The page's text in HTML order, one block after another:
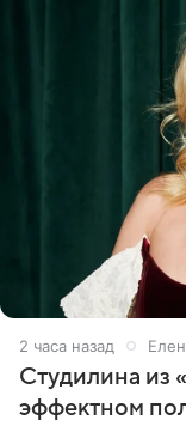
2 часа назад
Студилина из
эффектном